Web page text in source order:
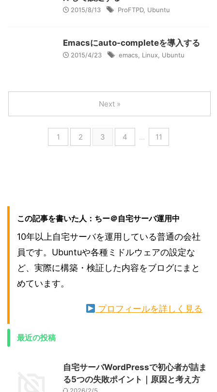
2015/8/13 ProFTPD, Ubuntu
Emacsにauto-completeを導入する
2015/4/23 emacs Linux Ubuntu
1 2 3 4 … 11
Next »
この記事を書いた人：ちー＠自宅サーバ運用中
10年以上自宅サーバを運用している普通の会社
員です。Ubuntuや各種ミドルウェアの設定な
ど、実際に構築・検証した内容をブログにまと
めています。
プロフィールを詳しく見る
最近の投稿
自宅サーバWordPressで初心者が詰ま
る5つの失敗ポイント｜原因と考え方